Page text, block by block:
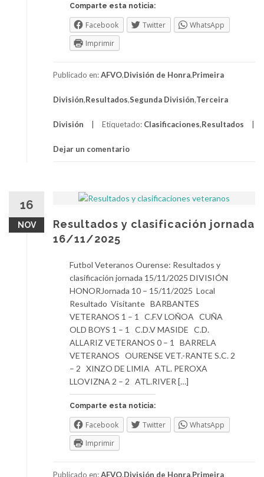
Comparte esta noticia:
Facebook Twitter
WhatsApp
Imprimir
Publicado en:AFVO,División de Honra,Primeira
División,Resultados,Segunda División,Terceira
División Etiquetado: Clasificaciones,Resultados
Dejar un comentario
16
NOV
Resultados y clasificación jornada
16/11/2025
Futbol Veteranos Ourense: Resultados y
clasificación jornada 15/11/2025 DIVISIÓN
HONORJornada 10 – 15/11/2025 Local
Resultado Visitante BARBANTES
VETERANOS 1 – 1 C.F.V LOÑOA CUÑA
OLD BOYS 1 – 1 C.D.V MASIDE C.D.
ALLARIZ VETERANOS 0 – 1 BARRELA
VETERANOS OURENSE VET.-RANTE S.C. 2
– 2 XINZO DE LIMIA ATL. PEROXA
LLOVIZNA 2 – 2 ATL.RIVER […]
Comparte esta noticia:
Facebook Twitter
WhatsApp
Imprimir
Publicado en:AFVO,División de Honra,Primeira